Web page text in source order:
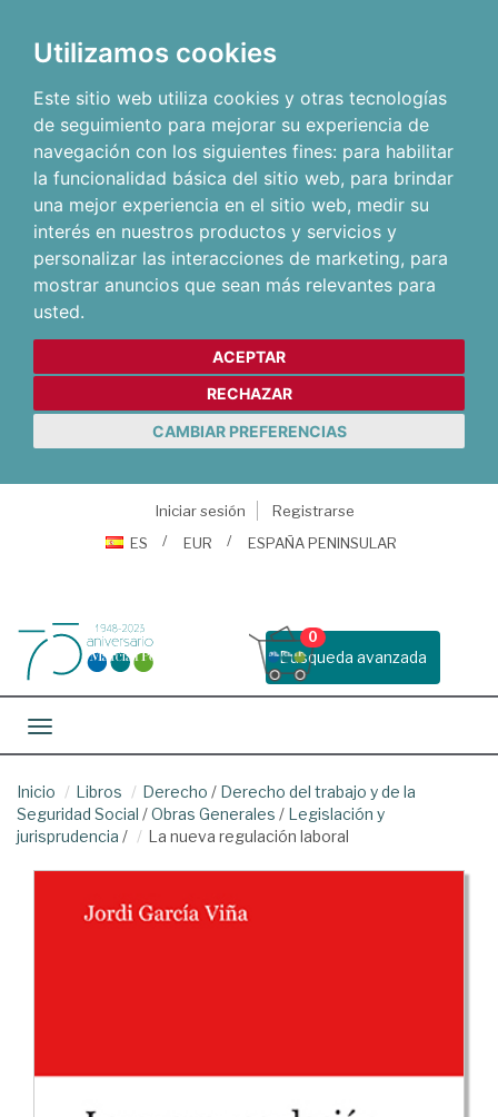
Utilizamos cookies
Este sitio web utiliza cookies y otras tecnologías
de seguimiento para mejorar su experiencia de
navegación con los siguientes fines: para habilitar
la funcionalidad básica del sitio web, para brindar
una mejor experiencia en el sitio web, medir su
interés en nuestros productos y servicios y
personalizar las interacciones de marketing, para
mostrar anuncios que sean más relevantes para
usted.
ACEPTAR
RECHAZAR
CAMBIAR PREFERENCIAS
Iniciar sesión
Registrarse
ES
EUR ESPAÑA PENINSULAR
Busqueda avanzada
0
Toggle navigation
Inicio Libros Derecho / Derecho del trabajo y de la
Seguridad Social /Obras Generales / Legislación y
jurisprudencia / La nueva regulación laboral